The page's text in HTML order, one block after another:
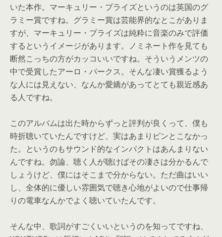
いた本作。マーキュリー・ プライズというのは英国のグ
ラミー賞ですね。 グラミー賞は芸能界的なとこがありま
すが、マーキュリー・ プライズは純粋に音楽のみで評価
するというイメージがあります。
ノミネート作を見ても
断然こっちの方がカッコいいですね。 そういうメンツの
中で受賞したアーロ・パークス。 そんな凄い賞獲るよう
な人には見えない、 なんか愛嬌があってとても親近感あ
る人ですね。
このアルバムは出た時からずっと評判が良くって、 僕も
時折聴いていたんですけど、実はあまりピンとこなかっ
た。 というのもサウンド的なインパクトはあんまりない
んですね。 勿論、聴く人が聴けばその凄さは分かるんで
しょうけど、 僕にはそこまで分からない。ただ曲はいい
し、 全体的に優しい雰囲気で聴き心地がよいので仕事帰
りの電車なんかでよく聴いていたんです。
そんな中、歌詞がすごくいいというのを知ってですね、